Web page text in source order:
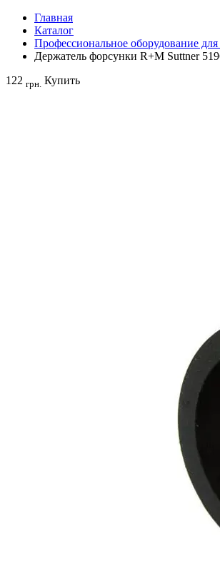
Главная
Каталог
Профессиональное оборудование
Держатель форсунки R+M Suttner
122 грн. Купить